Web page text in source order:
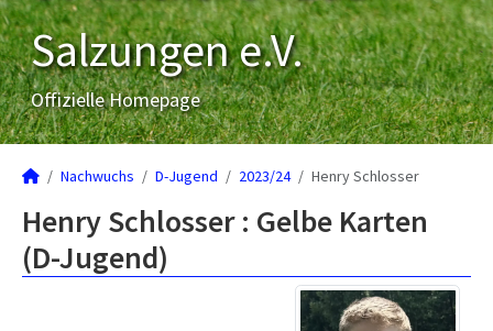
Salzungen e.V.
Offizielle Homepage
Nachwuchs D-Jugend 2023/24 Henry Schlosser
Henry Schlosser : Gelbe Karten
(D-Jugend)